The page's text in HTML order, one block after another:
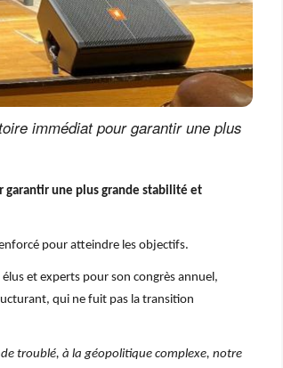
immédiat pour garantir une plus
garantir une plus grande stabilité et
pour atteindre les objectifs.
et experts pour son congrès annuel,
qui ne fuit pas la transition
troublé, à la géopolitique complexe, notre